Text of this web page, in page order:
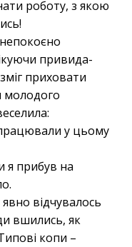
роботу, з якою
привида-
приховати
молодого
у цьому
я прибув на
відчувалось
вшились, як
копи –